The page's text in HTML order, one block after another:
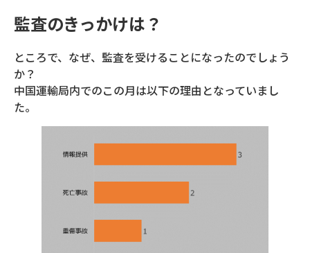
監査のきっかけは？
ところで、なぜ、監査を受けることになったのでしょう
か？
中国運輸局内でのこの月は以下の理由となっていまし
た。